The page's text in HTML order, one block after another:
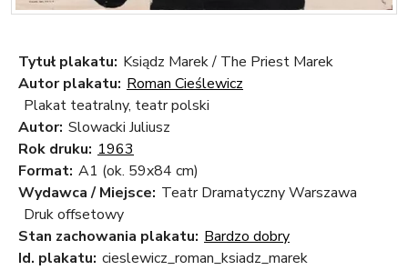
Tytuł plakatu: Ksiądz Marek / The Priest Marek
Autor plakatu: Roman Cieślewicz
Plakat teatralny, teatr polski
Autor: Slowacki Juliusz
Rok druku: 1963
Format: A1 (ok. 59x84 cm)
Wydawca / Miejsce: Teatr Dramatyczny Warszawa
Druk offsetowy
Stan zachowania plakatu: Bardzo dobry
Id. plakatu: cieslewicz_roman_ksiadz_marek